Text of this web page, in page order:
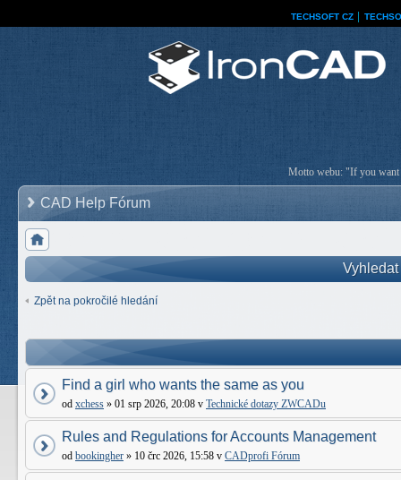
TECHSOFT CZ
Motto webu: "If you want
CAD Help Fórum
Zpět na pokročilé hledání
Find a girl who wants the same as you
od xchess » 01 srp 2026, 20:08 v Technické dotazy ZWCADu
Rules and Regulations for Accounts Management
od bookingher » 10 črc 2026, 15:58 v CADprofi Fórum